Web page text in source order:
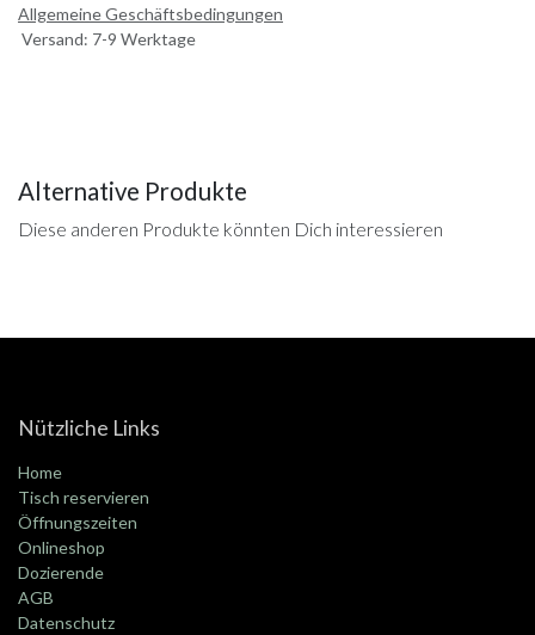
Allgemeine Geschäftsbedingungen
Versand: 7-9 Werktage
Alternative Produkte
Diese anderen Produkte könnten Dich interessieren
Nützliche Links
Home
Tisch reservieren
Öffnungszeiten
Onlineshop
Dozierende
AGB
Datenschutz